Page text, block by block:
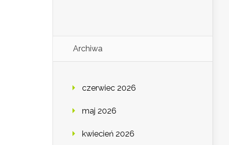
Archiwa
czerwiec 2026
maj 2026
kwiecień 2026